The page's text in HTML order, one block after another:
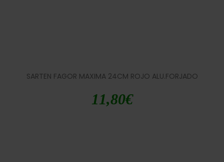
SARTEN FAGOR MAXIMA 24CM ROJO ALU.FORJADO
11,80€